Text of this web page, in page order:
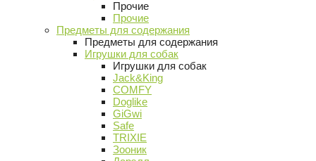
Прочие
Прочие
Предметы для содержания
Предметы для содержания
Игрушки для собак
Игрушки для собак
Jack&King
COMFY
Doglike
GiGwi
Safe
TRIXIE
Зооник